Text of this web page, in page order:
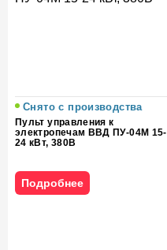
Снято с производства
Пульт управления к
электропечам ВВД ПУ-04М 15-
24 кВт, 380В
Подробнее